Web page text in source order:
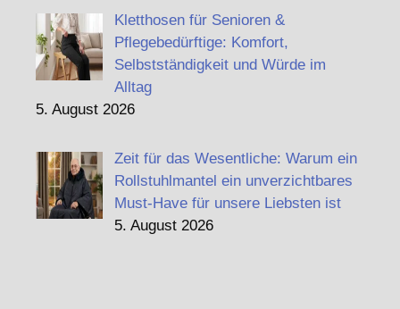
Kletthosen für Senioren &
Pflegebedürftige: Komfort,
Selbstständigkeit und Würde im
Alltag
5. August 2026
Zeit für das Wesentliche: Warum ein
Rollstuhlmantel ein unverzichtbares
Must-Have für unsere Liebsten ist
5. August 2026